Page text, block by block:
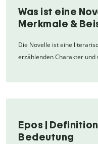
Was ist eine
Merkmale &
Die Novelle ist eine
erzählenden Charakter
Epos |
Bedeutung